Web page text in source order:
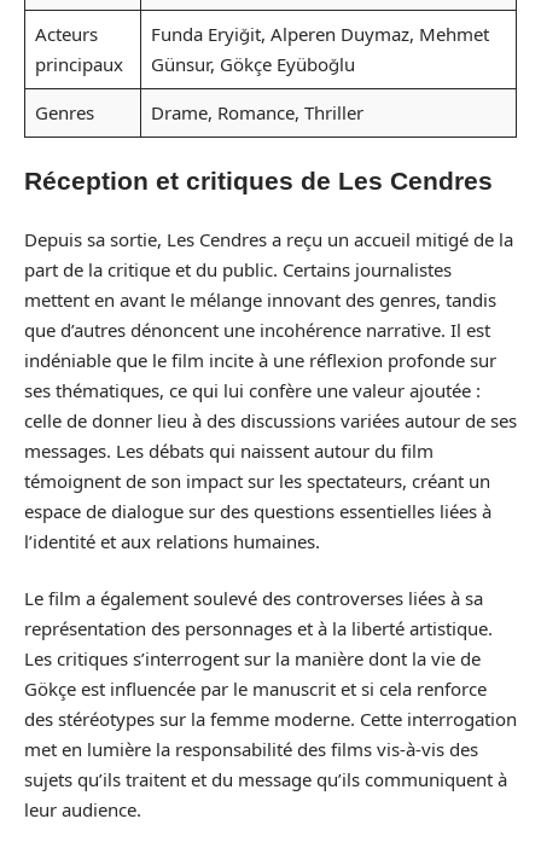
Acteurs
principaux
Funda Eryiğit, Alperen Duymaz, Mehmet
Günsur, Gökçe Eyüboğlu
Genres
Drame, Romance, Thriller
Réception et critiques de Les Cendres
Depuis sa sortie, Les Cendres a reçu un accueil mitigé de la
part de la critique et du public. Certains journalistes
mettent en avant le mélange innovant des genres, tandis
que d’autres dénoncent une incohérence narrative. Il est
indéniable que le film incite à une réflexion profonde sur
ses thématiques, ce qui lui confère une valeur ajoutée :
celle de donner lieu à des discussions variées autour de ses
messages. Les débats qui naissent autour du film
témoignent de son impact sur les spectateurs, créant un
espace de dialogue sur des questions essentielles liées à
l’identité et aux relations humaines.
Le film a également soulevé des controverses liées à sa
représentation des personnages et à la liberté artistique.
Les critiques s’interrogent sur la manière dont la vie de
Gökçe est influencée par le manuscrit et si cela renforce
des stéréotypes sur la femme moderne. Cette interrogation
met en lumière la responsabilité des films vis-à-vis des
sujets qu’ils traitent et du message qu’ils communiquent à
leur audience.